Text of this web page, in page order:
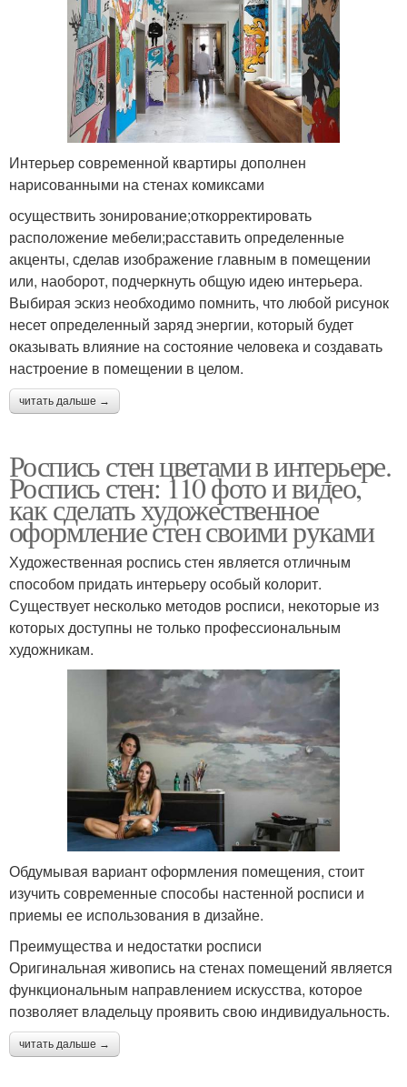
Интерьер современной квартиры дополнен
нарисованными на стенах комиксами
осуществить зонирование;откорректировать
расположение мебели;расставить определенные
акценты, сделав изображение главным в помещении
или, наоборот, подчеркнуть общую идею интерьера.
Выбирая эскиз необходимо помнить, что любой рисунок
несет определенный заряд энергии, который будет
оказывать влияние на состояние человека и создавать
настроение в помещении в целом.
читать дальше →
Роспись стен цветами в интерьере.
Роспись стен: 110 фото и видео,
как сделать художественное
оформление стен своими руками
Художественная роспись стен является отличным
способом придать интерьеру особый колорит.
Существует несколько методов росписи, некоторые из
которых доступны не только профессиональным
художникам.
Обдумывая вариант оформления помещения, стоит
изучить современные способы настенной росписи и
приемы ее использования в дизайне.
Преимущества и недостатки росписи
Оригинальная живопись на стенах помещений является
функциональным направлением искусства, которое
позволяет владельцу проявить свою индивидуальность.
читать дальше →